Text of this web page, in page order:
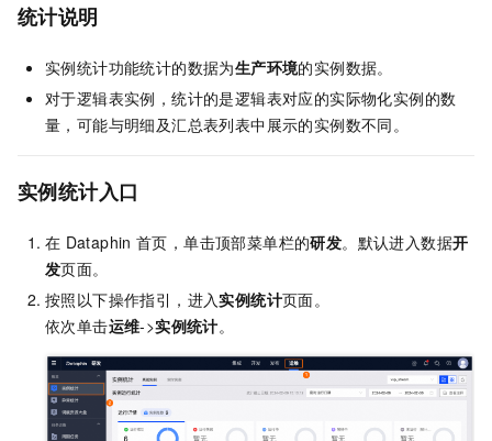
统计说明
实例统计功能统计的数据为生产环境的实例数据。
对于逻辑表实例，统计的是逻辑表对应的实际物化实例的数
量，可能与明细及汇总表列表中展示的实例数不同。
实例统计入口
在 Dataphin 首页，单击顶部菜单栏的研发。默认进入数据开
发页面。
按照以下操作指引，进入实例统计页面。
依次单击运维->实例统计。